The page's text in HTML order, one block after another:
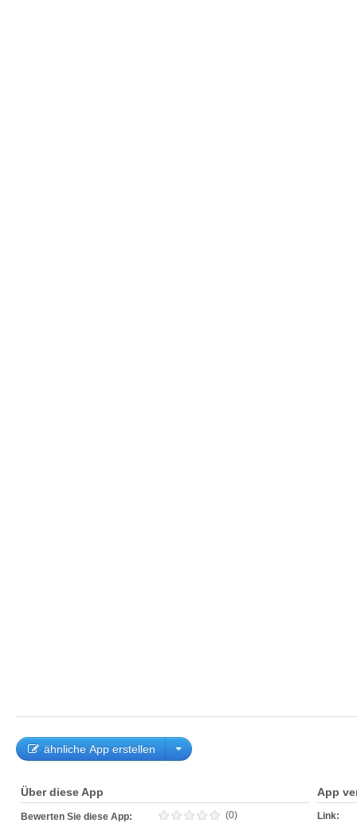
ähnliche App erstellen
Über diese App
Bewerten Sie diese App: (0)
App
Link: